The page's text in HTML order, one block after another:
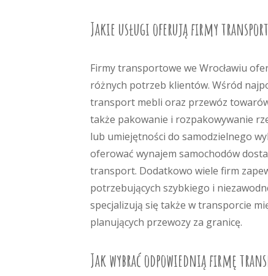
Jakie usługi oferują firmy
Firmy transportowe we Wrocławiu
różnych potrzeb klientów. Wśród
transport mebli oraz przewóz
także pakowanie i rozpakowywanie
lub umiejętności do samodzielnego
oferować wynajem samochodów
transport. Dodatkowo wiele firm
potrzebujących szybkiego i
specjalizują się także w transporcie
planujących przewozy za granicę.
Jak wybrać odpowiednią firmę